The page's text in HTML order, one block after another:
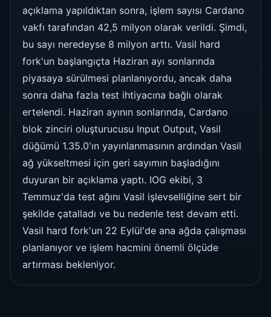
açıklama yapıldıktan sonra, işlem sayısı Cardano
vakfı tarafından 42,5 milyon olarak verildi. Şimdi,
bu sayı neredeyse 8 milyon arttı. Vasil hard
fork'un başlangıçta Haziran ayı sonlarında
piyasaya sürülmesi planlanıyordu, ancak daha
sonra daha fazla test ihtiyacına bağlı olarak
ertelendi. Haziran ayının sonlarında, Cardano
blok zinciri oluşturucusu Input Output, Vasil
düğümü 1.35.0'ın yayınlanmasının ardından Vasil
ağ yükseltmesi için geri sayımın başladığını
duyuran bir açıklama yaptı. IOG ekibi, 3
Temmuz'da test ağını Vasil işlevselliğine sert bir
şekilde çatalladı ve bu nedenle test devam etti.
Vasil hard fork'un 22 Eylül'de ana ağda çalışması
planlanıyor ve işlem hacmini önemli ölçüde
artırması bekleniyor.